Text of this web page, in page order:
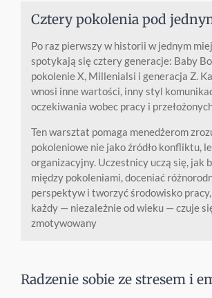
Cztery pokolenia pod
Po raz pierwszy w historii w jednym
spotykają się cztery generacje: Baby
pokolenie X, Millenialsi i generacja Z.
wnosi inne wartości, inny styl
oczekiwania wobec pracy i
Ten warsztat pomaga menedżerom
pokoleniowe nie jako źródło konfliktu,
organizacyjny. Uczestnicy uczą się, jak
między pokoleniami, doceniać
perspektyw i tworzyć środowisko
każdy — niezależnie od wieku — czuje
zmotywowany
Radzenie sobie ze stresem i